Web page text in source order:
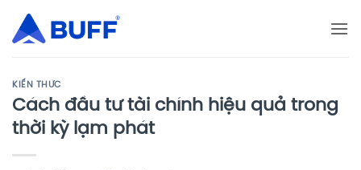
qua
KIẾN THỨC
Cách đầu tư tài chính hiệu quả trong
thời kỳ lạm phát